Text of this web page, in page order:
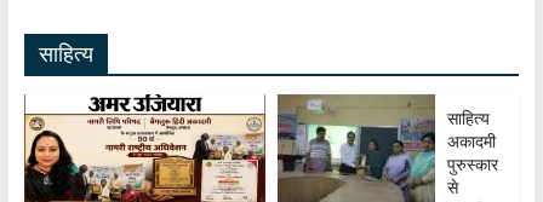
A
p
p
o
k
m
e
dI
n
साहित्य
साहित्य
अकादमी
पुरुस्कार
से